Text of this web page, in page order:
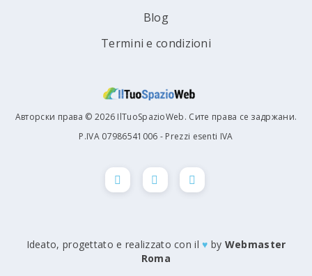
Blog
Termini e condizioni
Авторски права © 2026 IlTuoSpazioWeb. Сите права се задржани.
P.IVA 07986541006 - Prezzi esenti IVA
Ideato, progettato e realizzato con il♥ by Webmaster
Roma